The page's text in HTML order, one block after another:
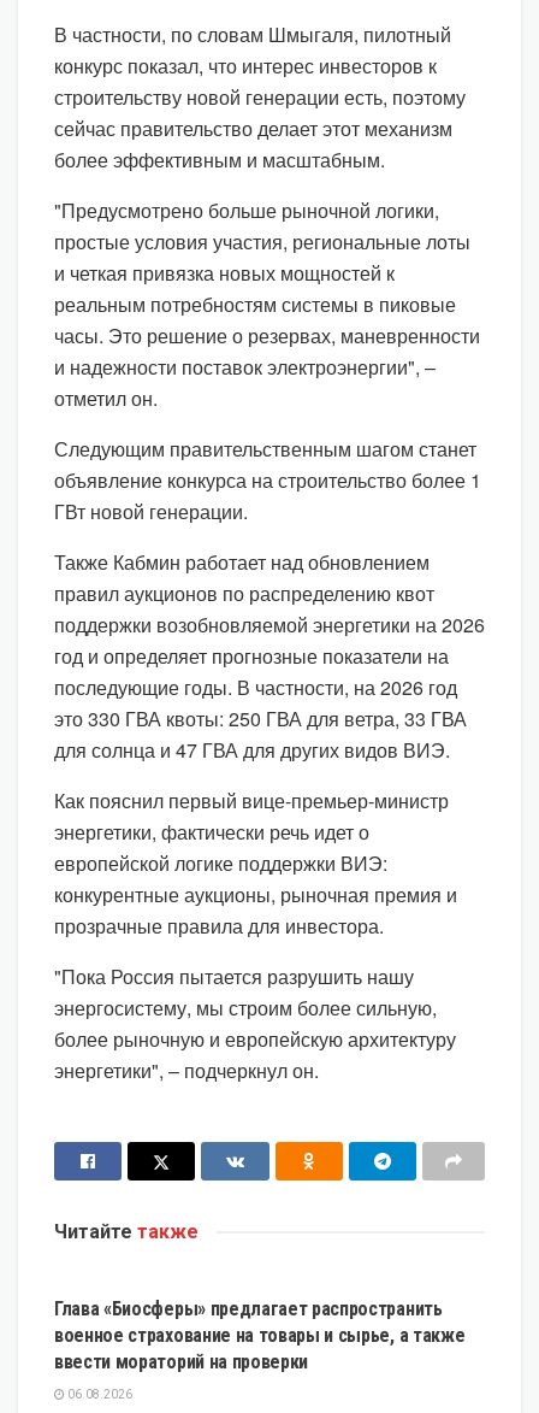
В частности, по словам Шмыгаля, пилотный
конкурс показал, что интерес инвесторов к
строительству новой генерации есть, поэтому
сейчас правительство делает этот механизм
более эффективным и масштабным.
"Предусмотрено больше рыночной логики,
простые условия участия, региональные лоты
и четкая привязка новых мощностей к
реальным потребностям системы в пиковые
часы. Это решение о резервах, маневренности
и надежности поставок электроэнергии", –
отметил он.
Следующим правительственным шагом станет
объявление конкурса на строительство более 1
ГВт новой генерации.
Также Кабмин работает над обновлением
правил аукционов по распределению квот
поддержки возобновляемой энергетики на 2026
год и определяет прогнозные показатели на
последующие годы. В частности, на 2026 год
это 330 ГВА квоты: 250 ГВА для ветра, 33 ГВА
для солнца и 47 ГВА для других видов ВИЭ.
Как пояснил первый вице-премьер-министр
энергетики, фактически речь идет о
европейской логике поддержки ВИЭ:
конкурентные аукционы, рыночная премия и
прозрачные правила для инвестора.
"Пока Россия пытается разрушить нашу
энергосистему, мы строим более сильную,
более рыночную и европейскую архитектуру
энергетики", – подчеркнул он.
Читайте также
Глава «Биосферы» предлагает распространить
военное страхование на товары и сырье, а также
ввести мораторий на проверки
06.08.2026